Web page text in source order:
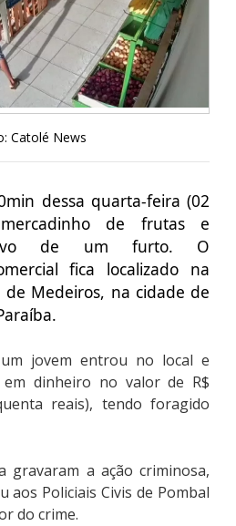
Catolé News
dessa quarta-feira (02
de frutas e
de um furto. O
fica localizado na
de Medeiros, na cidade de
jovem entrou no local e
dinheiro no valor de R$
reais), tendo foragido
gravaram a ação criminosa,
aos Policiais Civis de Pombal
do crime.